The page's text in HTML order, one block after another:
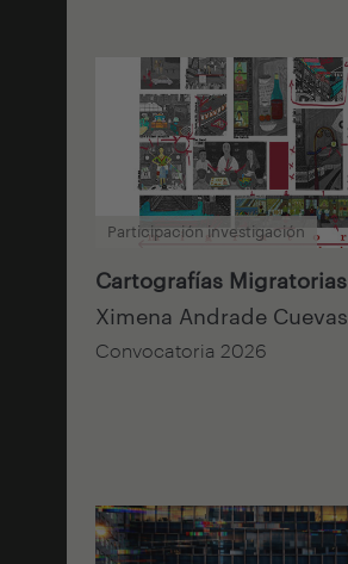
Participación investigación
Cartografías Migratorias
Ximena Andrade Cuevas
Convocatoria 2026